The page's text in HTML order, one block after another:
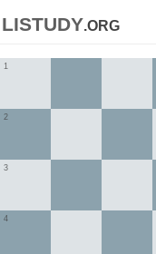
listudy.org
1
2
3
4